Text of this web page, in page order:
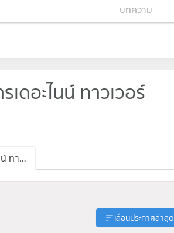
บทความ
ดอะไนน์ ทาวเวอร์
ประกาศขาย อาคารเดอะไนน์ ทาวเวอร์
เลื่อนประกาศล่าสุด